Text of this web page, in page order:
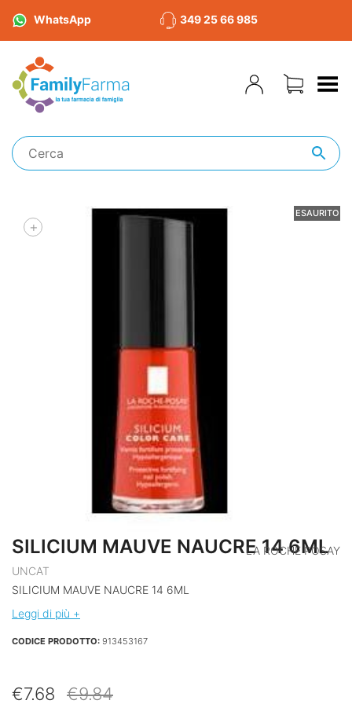
WhatsApp 349 25 66 985
Toggle Menu
ESAURITO
+
SILICIUM MAUVE NAUCRE 14 6ML
UNCAT
LA ROCHE POSAY
SILICIUM MAUVE NAUCRE 14 6ML
Leggi di più +
CODICE PRODOTTO: 913453167
€9.84Il
€7.68
Il